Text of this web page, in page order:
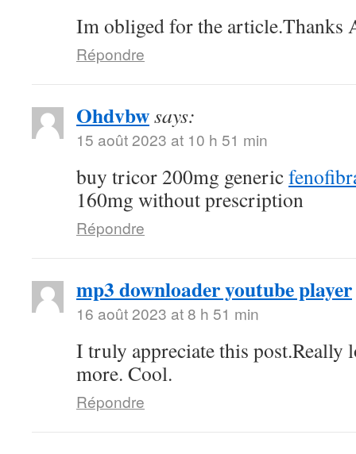
Im obliged for the article.Thanks
Répondre
Ohdvbwsays:
15 août 2023 at 10 h 51 min
buy tricor 200mg generic
160mg without prescription
Répondre
mp3 downloader youtube player
16 août 2023 at 8 h 51 min
I truly appreciate this post.Really
more. Cool.
Répondre